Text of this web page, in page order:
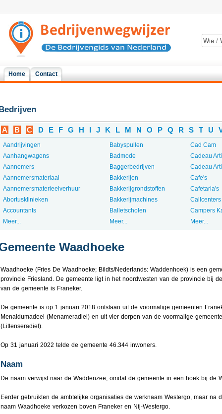
Home Contact
A B C D E F G H I J K L M N O P Q R S T U
Aandrijvingen
Aanhangwagens
Aannemers
Aannemersmateriaal
Aannemersmaterieelverhuur
Abortusklinieken
Accountants
Meer...
Babyspullen
Badmode
Baggerbedrijven
Bakkerijen
Bakkerijgrondstoffen
Bakkerijmachines
Balletscholen
Meer...
Cad Cam
Cadeau
Cadeau
Cafe's
Cafetaria's
Callcenters
Campers
Meer...
Waadhoeke
Waadhoeke (Fries De Waadhoeke; Bildts/Nederlands: Waddenhoek) is een
provincie Friesland. De gemeente ligt in het noordwesten van de provincie bij
van de gemeente is Franeker.
De gemeente is op 1 januari 2018 ontstaan uit de voormalige gemeenten
Menaldumadeel (Menameradiel) en uit vier dorpen van de voormalige
(Littenseradiel).
Op 31 januari 2022 telde de gemeente 46.344 inwoners.
Naam
De naam verwijst naar de Waddenzee, omdat de gemeente in een hoek bij de
Eerder gebruikten de ambtelijke organisaties de werknaam Westergo, maar na
naam Waadhoeke verkozen boven Franeker en Nij-Westergo.